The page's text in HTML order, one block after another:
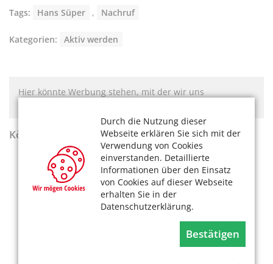
Durch die Nutzung dieser
Webseite erklären Sie sich mit der
Verwendung von Cookies
einverstanden. Detaillierte
Informationen über den Einsatz
von Cookies auf dieser Webseite
erhalten Sie in der
Datenschutzerklärung.
Bestätigen
Tags: Hans Süper , Nachruf
Kategorien: Aktiv werden
Hier könnte Werbung stehen, mit der wir uns
KölnerLeben Sommer 2026